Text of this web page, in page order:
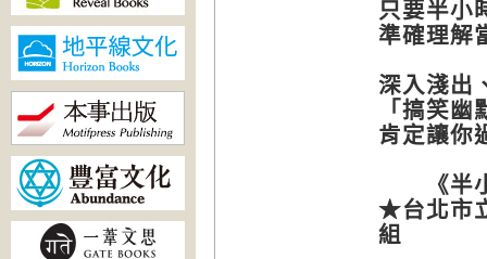
只要半小
準確理解
深入淺出
「搞笑幽
肯定讓你
《半小
★台北市
組